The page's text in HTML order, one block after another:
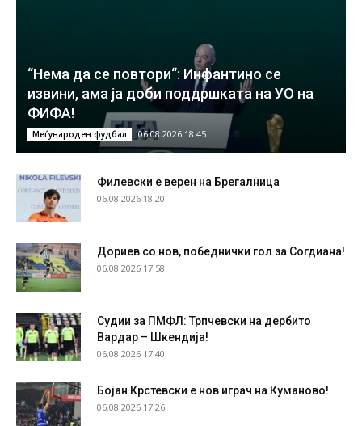
“Нема да се повтори“: Инфантино се
извини, ама ја доби поддршката на УО на
ФИФА!
Меѓународен фудбал 06.08.2026 18:45
Филевски е верен на Брегалница
06.08.2026 18:20
Дориев со нов, победнички гол за Согдиана!
06.08.2026 17:58
Судии за ПМФЛ: Трпчевски на дербито
Вардар – Шкендија!
06.08.2026 17:40
Бојан Крстевски е нов играч на Куманово!
06.08.2026 17:26